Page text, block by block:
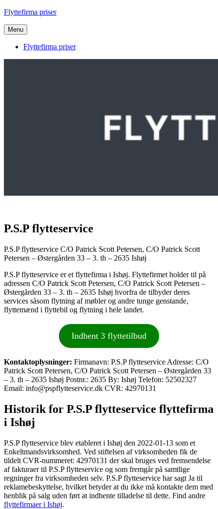
Videre
indhold
Flyttefirma priser
Menu
Flyttefirma priser
P.S.P flytteservice
P.S.P flytteservice C/O Patrick Scott Petersen, C/O Patrick Scott
Petersen – Østergården 33 – 3. th – 2635 Ishøj
P.S.P flytteservice er et flyttefirma i Ishøj. Flyttefirmet holder til på
adressen C/O Patrick Scott Petersen, C/O Patrick Scott Petersen –
Østergården 33 – 3. th – 2635 Ishøj hvorfra de tilbyder deres
services såsom flytning af møbler og andre tunge genstande,
flyttemænd i flyttebil og flytning i hele landet.
Indhent 3 flyttetilbud
Kontaktoplysninger: Firmanavn: P.S.P flytteservice Adresse: C/O
Patrick Scott Petersen, C/O Patrick Scott Petersen – Østergården 33
– 3. th – 2635 Ishøj Postnr.: 2635 By: Ishøj Telefon: 52502327
Email: info@pspflytteservice.dk CVR: 42970131
Historik for P.S.P flytteservice flyttefirma
i Ishøj
P.S.P flytteservice blev etableret i Ishøj den 2022-01-13 som et
Enkeltmandsvirksomhed. Ved stiftelsen af virksomheden fik de
tildelt CVR-nummeret: 42970131 der skal bruges ved fremsendelse
af fakturaer til P.S.P flytteservice og som fremgår på samtlige
regninger fra virksomheden selv. P.S.P flytteservice har sagt Ja til
reklamebeskyttelse, hvilket betyder at du ikke må kontakte dem med
henblik på salg uden ført at indhente tilladelse til dette. Find andre
flyttefirmaer i Ishøj.